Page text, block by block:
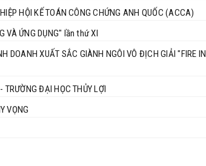
HỘI KẾ TOÁN CÔNG CHỨNG ANH QUỐC (ACCA)
VÀ ỨNG DỤNG" lần thứ XI
DOANH XUẤT SẮC GIÀNH NGÔI VÔ ĐỊCH GIẢI "FIRE IN
ĐẠI HỌC THỦY LỢI
VỌNG